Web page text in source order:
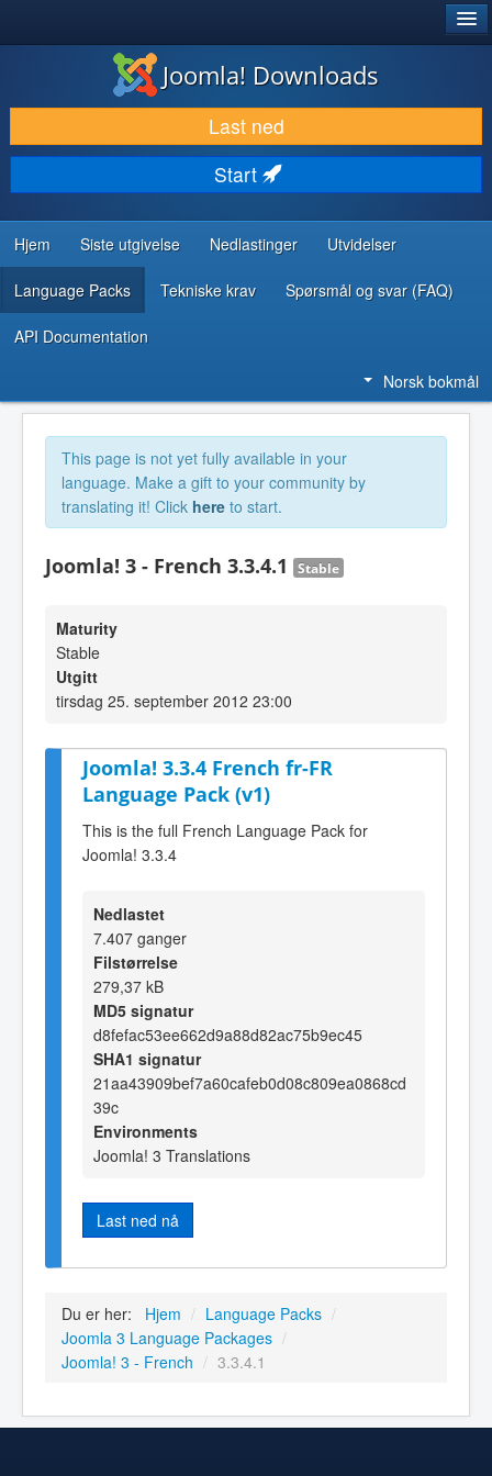
LAST NED & UTVID
OPPDAG & LÆR
SAMFUNN & BRUKERSTØTTE
UTVIKLINGSRESSURSER
Joomla! Downloads
Last ned
Start
Hjem Siste utgivelse Nedlastinger Utvidelser
Language Packs Tekniske krav Spørsmål og svar (FAQ)
API Documentation
Norsk bokmål
This page is not yet fully available in your
language. Make a gift to your community by
translating it! Click here to start.
Joomla! 3 - French 3.3.4.1 Stable
Maturity
Stable
Utgitt
tirsdag 25. september 2012 23:00
Joomla! 3.3.4 French fr-FR
Language Pack (v1)
This is the full French Language Pack for
Joomla! 3.3.4
Nedlastet
7.407 ganger
Filstørrelse
279,37 kB
MD5 signatur
d8fefac53ee662d9a88d82ac75b9ec45
SHA1 signatur
21aa43909bef7a60cafeb0d08c809ea0868cd
39c
Environments
Joomla! 3 Translations
Last ned nå
Du er her: Hjem / Language Packs /
Joomla 3 Language Packages /
Joomla! 3 - French / 3.3.4.1